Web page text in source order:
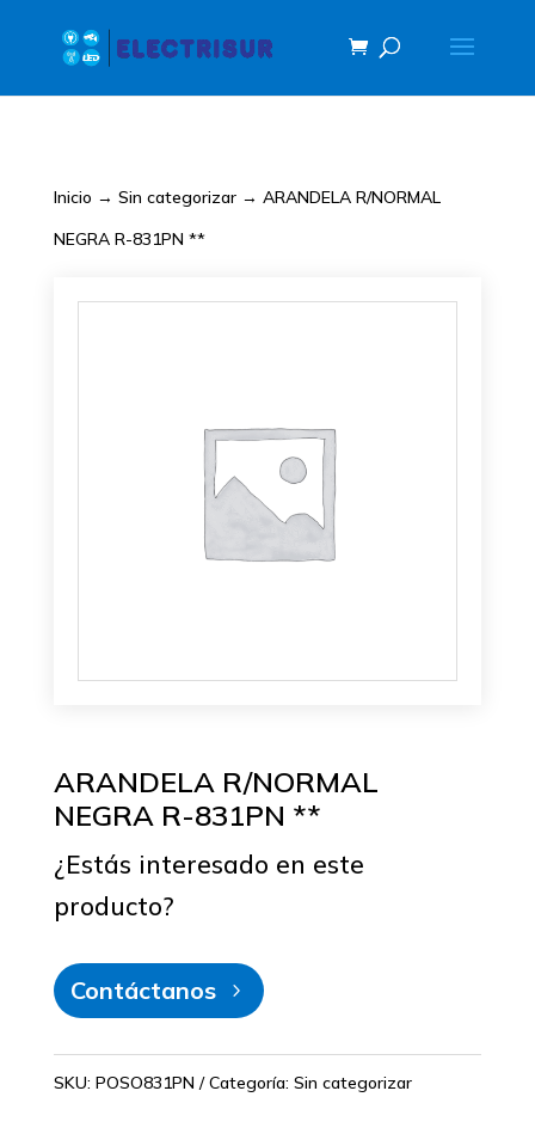
Inicio → Sin categorizar→ ARANDELA R/NORMAL
NEGRA R-831PN **
ARANDELA R/NORMAL
NEGRA R-831PN **
¿Estás interesado en este
producto?
Contáctanos
SKU: POSO831PN Categoría: Sin categorizar